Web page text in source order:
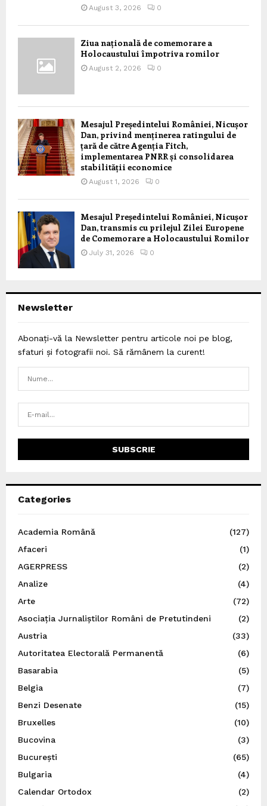
August 3, 2026 0
Ziua națională de comemorare a
Holocaustului împotriva romilor
August 2, 2026 0
Mesajul Președintelui României, Nicușor
Dan, privind menținerea ratingului de
țară de către Agenția Fitch,
implementarea PNRR și consolidarea
stabilității economice
August 1, 2026 0
Mesajul Președintelui României, Nicușor
Dan, transmis cu prilejul Zilei Europene
de Comemorare a Holocaustului Romilor
July 31, 2026 0
Newsletter
Abonați-vă la Newsletter pentru articole noi pe blog,
sfaturi și fotografii noi. Să rămânem la curent!
Categories
Academia Română
(127)
Afaceri
(1)
AGERPRESS
(2)
Analize
(4)
Arte
(72)
Asociația Jurnaliștilor Români de Pretutindeni
(2)
Austria
(33)
Autoritatea Electorală Permanentă
(6)
Basarabia
(5)
Belgia
(7)
Benzi Desenate
(15)
Bruxelles
(10)
Bucovina
(3)
București
(65)
Bulgaria
(4)
Calendar Ortodox
(2)